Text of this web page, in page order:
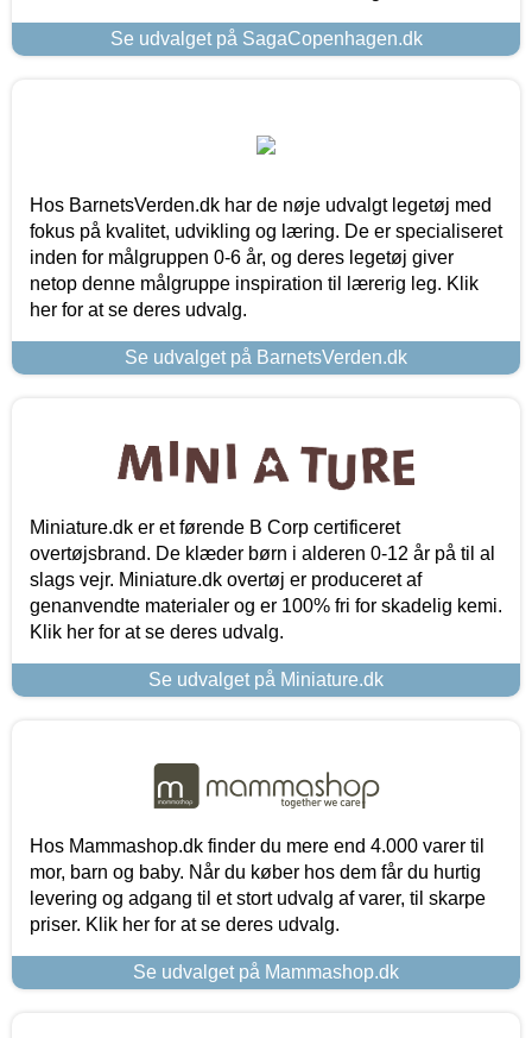
Se udvalget på SagaCopenhagen.dk
Hos BarnetsVerden.dk har de nøje udvalgt legetøj med
fokus på kvalitet, udvikling og læring. De er specialiseret
inden for målgruppen 0-6 år, og deres legetøj giver
netop denne målgruppe inspiration til lærerig leg. Klik
her for at se deres udvalg.
Se udvalget på BarnetsVerden.dk
Miniature.dk er et førende B Corp certificeret
overtøjsbrand. De klæder børn i alderen 0-12 år på til al
slags vejr. Miniature.dk overtøj er produceret af
genanvendte materialer og er 100% fri for skadelig kemi.
Klik her for at se deres udvalg.
Se udvalget på Miniature.dk
Hos Mammashop.dk finder du mere end 4.000 varer til
mor, barn og baby. Når du køber hos dem får du hurtig
levering og adgang til et stort udvalg af varer, til skarpe
priser. Klik her for at se deres udvalg.
Se udvalget på Mammashop.dk